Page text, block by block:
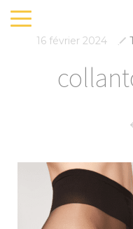
16 février 2024